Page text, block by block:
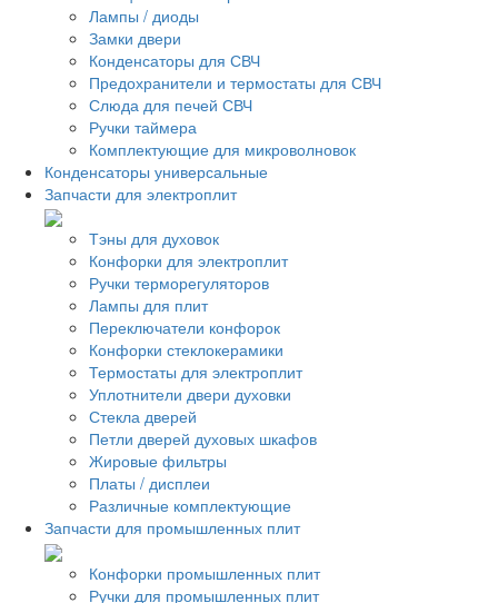
Лампы / диоды
Замки двери
Конденсаторы для СВЧ
Предохранители и термостаты для СВЧ
Слюда для печей СВЧ
Ручки таймера
Комплектующие для микроволновок
Конденсаторы универсальные
Запчасти для электроплит
Тэны для духовок
Конфорки для электроплит
Ручки терморегуляторов
Лампы для плит
Переключатели конфорок
Конфорки стеклокерамики
Термостаты для электроплит
Уплотнители двери духовки
Стекла дверей
Петли дверей духовых шкафов
Жировые фильтры
Платы / дисплеи
Различные комплектующие
Запчасти для промышленных плит
Конфорки промышленных плит
Ручки для промышленных плит